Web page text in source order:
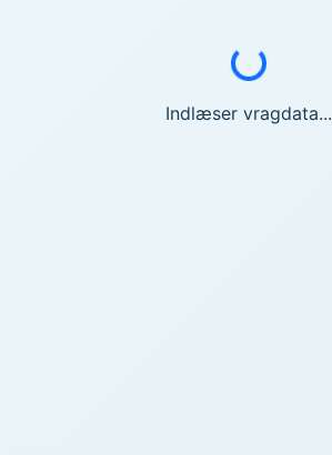
Indlæser...
Indlæser vragdata...